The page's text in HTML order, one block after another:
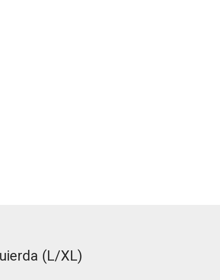
(L/XL)